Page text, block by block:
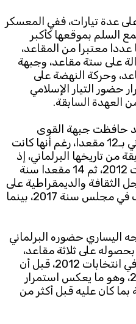
عدة تيارات، ففي المعسكر
السلم بموقعها كأكبر
معتبرا من المقاعد،
على ستة مقاعد، وجبهة
وحركة النهضة على
التيار الإسلامي
العهدة السابقة.
حافظت جبهة القوى
الاشتراكية على تمثيلها البرلماني بـ12 مقعدا، رغم أنها كانت
من تاريخها البرلماني، إذ
حصدت 28 مقعدا في انتخابات 2012، ثم 14 مقعدا سنة
الثقافة والديمقراطية على
أربعة مقاعد مقابل ثمانية نواب في مجلس سنة 2017، بينما
اليساري حضوره البرلماني
مقاطعته انتخابات 2021، بحصوله على ثلاثة مقاعد،
علما أنه كان قد نال 17 مقعدا في انتخابات 2012، قبل أن
يتراجع إلى 11 مقعدا سنة 2017، وهو ما يعكس استمرار
كان عليه قبل أكثر من